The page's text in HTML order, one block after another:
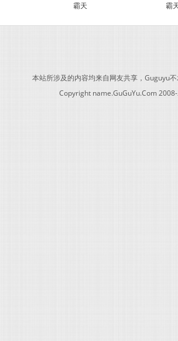
霸天 霸
本站所涉及的内容均来自网友共享，Guguyu
Copyright name.GuGuYu.Com